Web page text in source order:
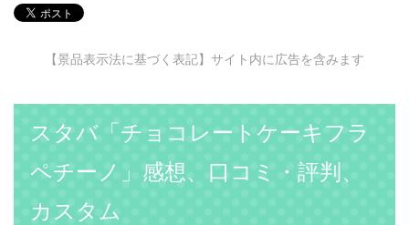
【景品表示法に基づく表記】サイト内に広告を含みます
スタバ「チョコレートケーキフラ
ペチーノ」感想、口コミ・評判、
カスタム